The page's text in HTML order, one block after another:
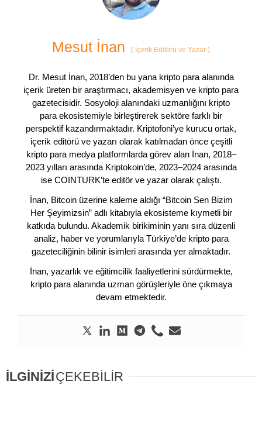
Mesut İnan ( İçerik Editörü ve Yazar )
Dr. Mesut İnan, 2018’den bu yana kripto para alanında
içerik üreten bir araştırmacı, akademisyen ve kripto para
gazetecisidir. Sosyoloji alanındaki uzmanlığını kripto
para ekosistemiyle birleştirerek sektöre farklı bir
perspektif kazandırmaktadır. Kriptofoni’ye kurucu ortak,
içerik editörü ve yazarı olarak katılmadan önce çeşitli
kripto para medya platformlarda görev alan İnan, 2018–
2023 yılları arasında Kriptokoin’de, 2023–2024 arasında
ise COINTURK’te editör ve yazar olarak çalıştı.
İnan, Bitcoin üzerine kaleme aldığı “Bitcoin Sen Bizim
Her Şeyimizsin” adlı kitabıyla ekosisteme kıymetli bir
katkıda bulundu. Akademik birikiminin yanı sıra düzenli
analiz, haber ve yorumlarıyla Türkiye’de kripto para
gazeteciliğinin bilinir isimleri arasında yer almaktadır.
İnan, yazarlık ve eğitimcilik faaliyetlerini sürdürmekte,
kripto para alanında uzman görüşleriyle öne çıkmaya
devam etmektedir.
İLGİNİZİÇEKEBİLİR